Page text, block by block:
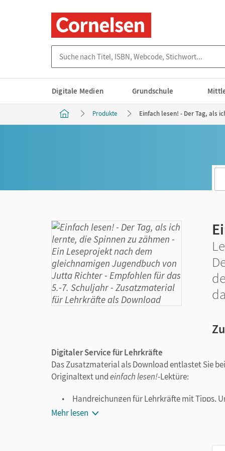
Digitale Medien Grundschule
Produkte Einfach lesen! - Der Tag, als
Digitaler Service für Lehrkräfte
Das Zusatzmaterial als Download entlastet Sie
Originaltext undeinfach lesen!-Lektüre:
Handreichungen für Lehrkräfte mit Tipps,
Unterricht als Kopiervorlagen
Mehr lesen